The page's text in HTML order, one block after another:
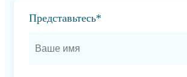
Представьтесь*